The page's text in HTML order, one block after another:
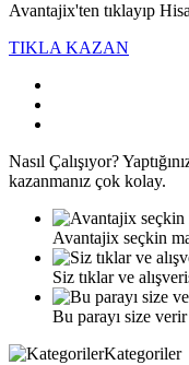
Avantajix'ten tıklayıp
TIKLA KAZAN
Nasıl Çalışıyor?
kazanmanız çok kolay.
Avantajix seçkin
Siz tıklar ve
Bu parayı size
Kategoriler